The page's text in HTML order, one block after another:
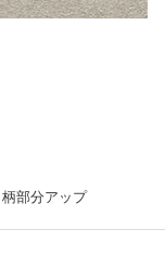
柄部分アップ